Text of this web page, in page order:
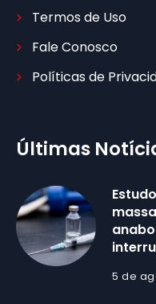
Termos de Uso
Fale Conosco
Políticas de
Últimas
5 de